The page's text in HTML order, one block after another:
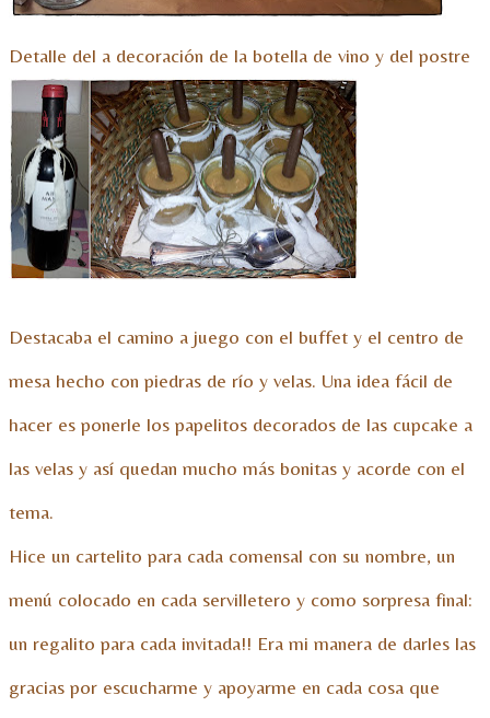
Detalle del a decoración de la botella de vino y del postre
Destacaba el camino a juego con el buffet y el centro de
mesa hecho con piedras de río y velas. Una idea fácil de
hacer es ponerle los papelitos decorados de las cupcake a
las velas y así quedan mucho más bonitas y acorde con el
tema.
Hice un cartelito para cada comensal con su nombre, un
menú colocado en cada servilletero y como sorpresa final:
un regalito para cada invitada!! Era mi manera de darles las
gracias por escucharme y apoyarme en cada cosa que